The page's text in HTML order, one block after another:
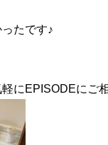
たです♪
にEPISODEにご